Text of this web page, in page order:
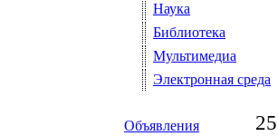
Наука
Библиотека
Мультимедиа
Электронная среда
Объявления